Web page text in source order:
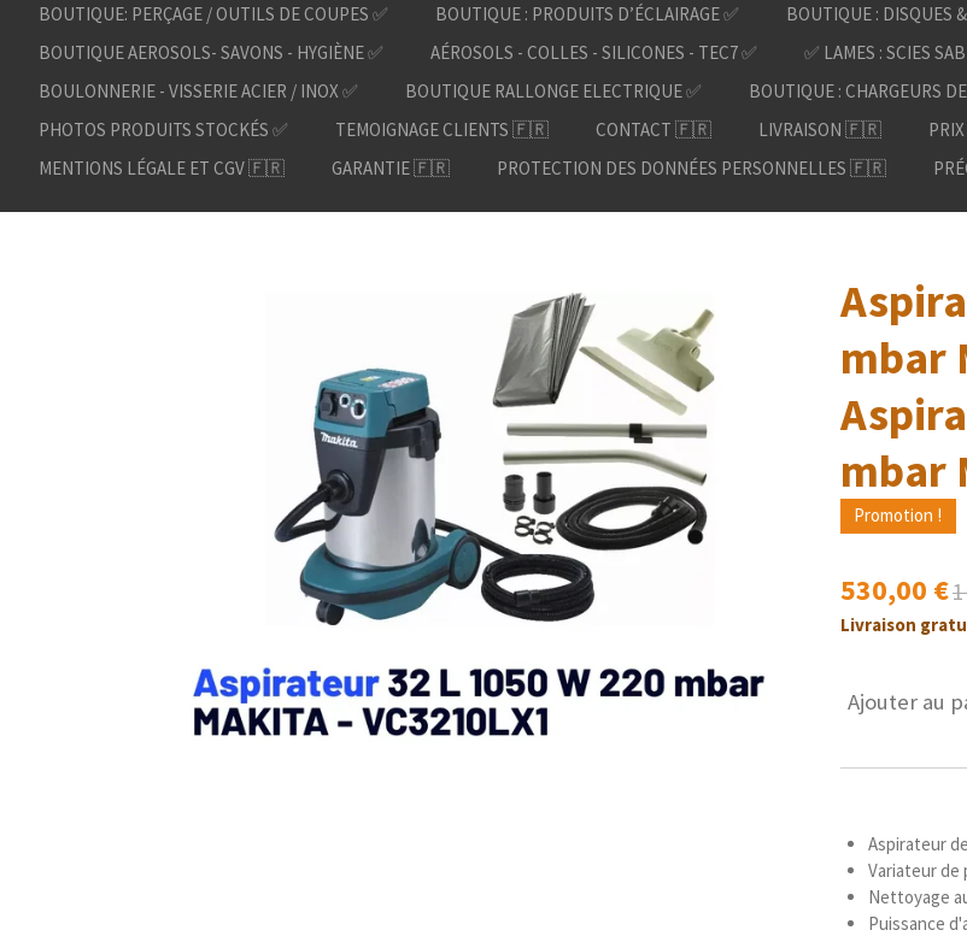
BOUTIQUE: PERÇAGE / OUTILS DE COUPES ✅
BOUTIQUE : PRODUITS D’ÉCLAIRAGE ✅ BOUTIQUE : DISQUES
BOUTIQUE AEROSOLS- SAVONS - HYGIÈNE ✅
AÉROSOLS - COLLES - SILICONES - TEC7 ✅
✅ LAMES : SCIES
BOULONNERIE - VISSERIE ACIER / INOX ✅
BOUTIQUE RALLONGE ELECTRIQUE ✅ BOUTIQUE : CHARGEURS
PHOTOS PRODUITS STOCKÉS ✅
TEMOIGNAGE CLIENTS 🇫🇷 CONTACT 🇫🇷 LIVRAISON 🇫🇷
MENTIONS LÉGALE ET CGV 🇫🇷
GARANTIE 🇫🇷 PROTECTION DES DONNÉES PERSONNELLES 🇫🇷
mbar
mbar
Promotion !
530,00 €
Livraison
Ajouter au
Aspirateur
Variateur de
Nettoyage
Puissance